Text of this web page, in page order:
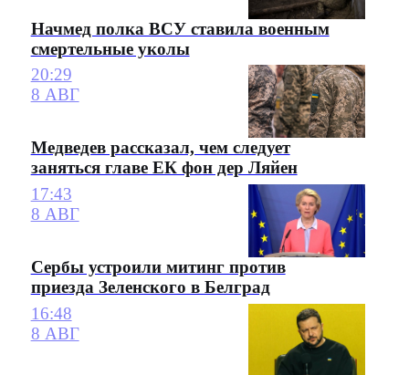
Начмед полка ВСУ ставила военным
смертельные уколы
20:29
8 АВГ
Медведев рассказал, чем следует
заняться главе ЕК фон дер Ляйен
17:43
8 АВГ
Сербы устроили митинг против
приезда Зеленского в Белград
16:48
8 АВГ